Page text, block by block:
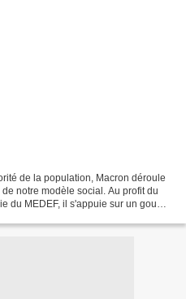
de la population, Macron déroule
notre modèle social. Au profit du
du MEDEF, il s'appuie sur un gou